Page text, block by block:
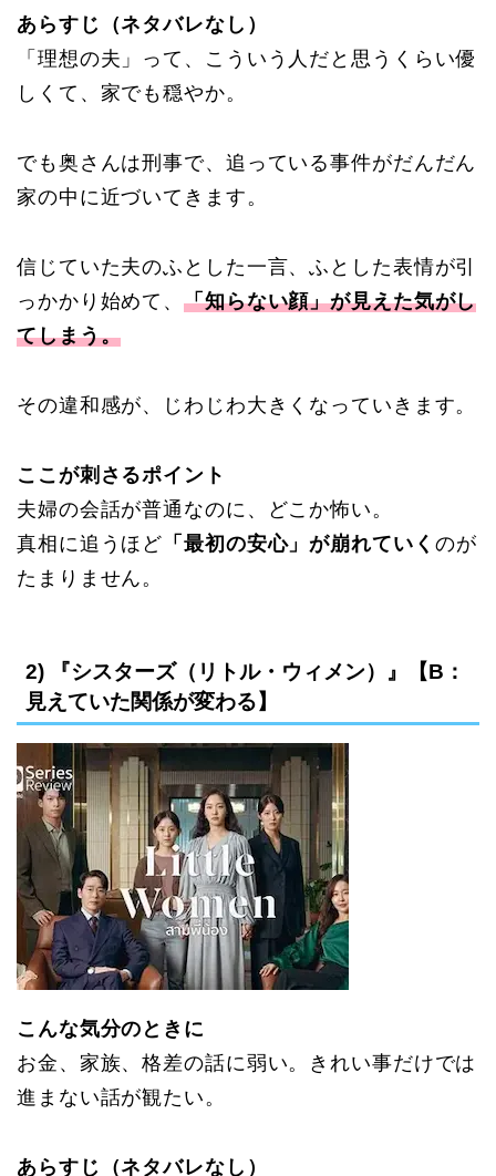
あらすじ（ネタバレなし）
「理想の夫」って、こういう人だと思うくらい優
しくて、家でも穏やか。
でも奥さんは刑事で、追っている事件がだんだん
家の中に近づいてきます。
信じていた夫のふとした一言、ふとした表情が引
っかかり始めて、「知らない顔」が見えた気がし
てしまう。
その違和感が、じわじわ大きくなっていきます。
ここが刺さるポイント
夫婦の会話が普通なのに、どこか怖い。
真相に追うほど 「最初の安心」が崩れていく のが
たまりません。
2) 『シスターズ（リトル・ウィメン）』【B：
見えていた関係が変わる】
こんな気分のときに
お金、家族、格差の話に弱い。きれい事だけでは
進まない話が観たい。
あらすじ（ネタバレなし）